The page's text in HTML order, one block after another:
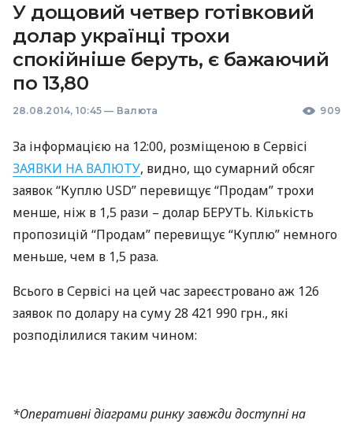
У дощовий четвер готівковий
долар українці трохи
спокійніше беруть, є бажаючий
по 13,80
28.08.2014, 10:45 — Валюта 909
За інформацією на 12:00, розміщеною в Сервісі
ЗАЯВКИ НА ВАЛЮТУ, видно, що сумарний обсяг
заявок “Куплю USD” перевищує “Продам” трохи
менше, ніж в 1,5 рази – долар БЕРУТЬ. Кількість
пропозицій “Продам” перевищує “Куплю” немного
меньше, чем в 1,5 раза.
Всього в Сервісі на цей час зареєстровано аж 126
заявок по долару на суму 28 421 990 грн., які
розподілилися таким чином:
*Оперативні діаграми ринку завжди доступні на